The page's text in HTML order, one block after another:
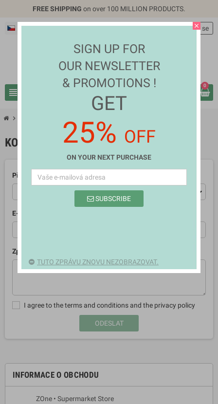
FREE SHIPPING on over 100 MILLION PRODUCTS.
Čeština EUR €
view_headline
personPřihlásit se
0
chevron_right
INFORMACE O OBCHODU
ZOne • Supermarket Store
KONTAKTUJTE NÁS
Předmět
E-mailová adresa
Zpráva
I agree to the terms and conditions and the privacy policy
close
SIGN UP FOR
OUR NEWSLETTER
& PROMOTIONS !
GET
25% OFF
ON YOUR NEXT PURCHASE
SUBSCRIBE
TUTO ZPRÁVU ZNOVU NEZOBRAZOVAT.